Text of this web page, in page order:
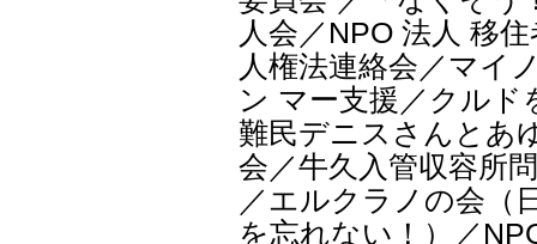
人会／NPO 法人 移
人権法連絡会／マイ
ン マー支援／クル
難民デニスさんとあ
会／牛久入管収容所
／エルクラノの会（
を忘れない！）／